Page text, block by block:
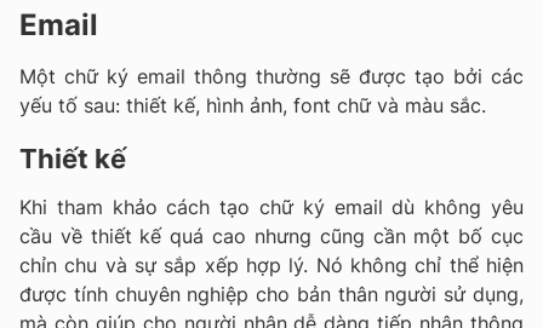
Email
Một chữ ký email thông thường sẽ được tạo bởi các
yếu tố sau: thiết kế, hình ảnh, font chữ và màu sắc.
Thiết kế
Khi tham khảo cách tạo chữ ký email dù không yêu
cầu về thiết kế quá cao nhưng cũng cần một bố cục
chỉn chu và sự sắp xếp hợp lý. Nó không chỉ thể hiện
được tính chuyên nghiệp cho bản thân người sử dụng,
mà còn giúp cho người nhận dễ dàng tiếp nhận thông